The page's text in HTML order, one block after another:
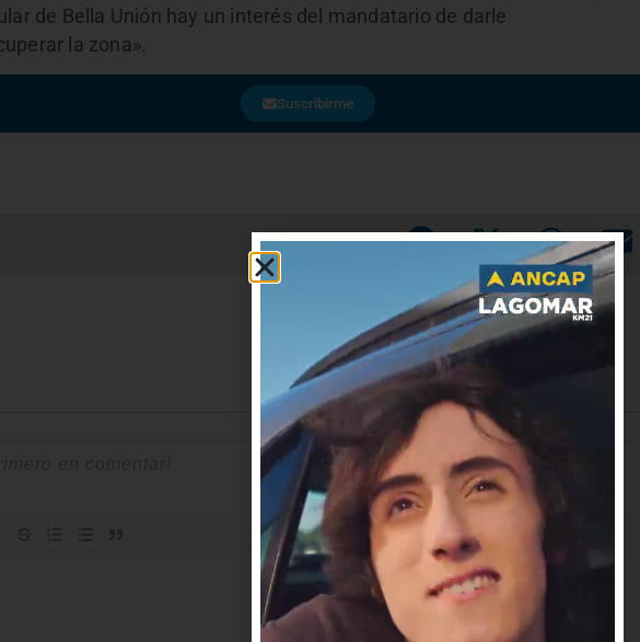
de Bella Unión hay un interés del mandatario de darle
la zona».
Suscribirme